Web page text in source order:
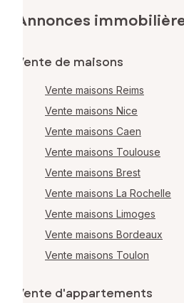
Annonces
Vente de maisons
Vente maisons Reims
Vente maisons Nice
Vente maisons Caen
Vente maisons Toulouse
Vente maisons Brest
Vente maisons La Rochelle
Vente maisons Limoges
Vente maisons Bordeaux
Vente maisons Toulon
Vente d'appartements